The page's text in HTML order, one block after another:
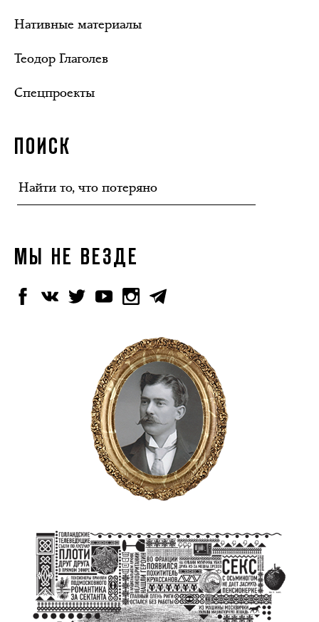
Нативные материалы
Теодор Глаголев
Спецпроекты
ПОИСК
МЫ НЕ ВЕЗДЕ